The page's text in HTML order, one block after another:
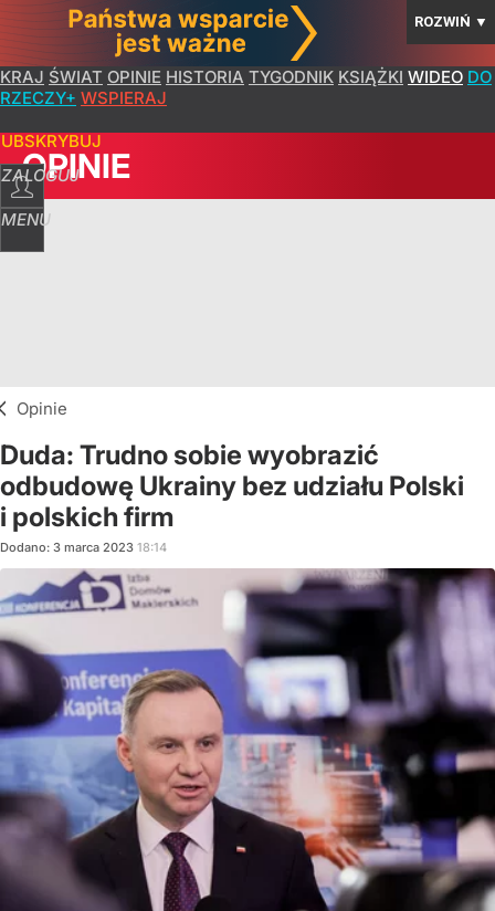
ROZWIŃ ▼
KRAJ ŚWIAT OPINIE HISTORIA TYGODNIK KSIĄŻKI WIDEO DO
RZECZY+ WSPIERAJ
ZALOGUJ
MENU
OPINIE
Opinie
Duda: Trudno sobie wyobrazić
odbudowę Ukrainy bez udziału Polski
i polskich firm
Dodano: 3 marca 2023 18:14